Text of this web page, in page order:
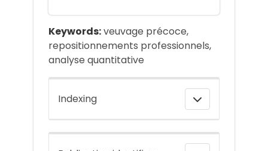
Keywords:veuvage précoce,
repositionnements professionnels,
analyse quantitative
Indexing